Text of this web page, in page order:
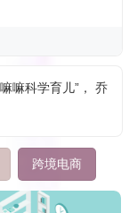
嘛科学育儿”， 乔
跨境电商